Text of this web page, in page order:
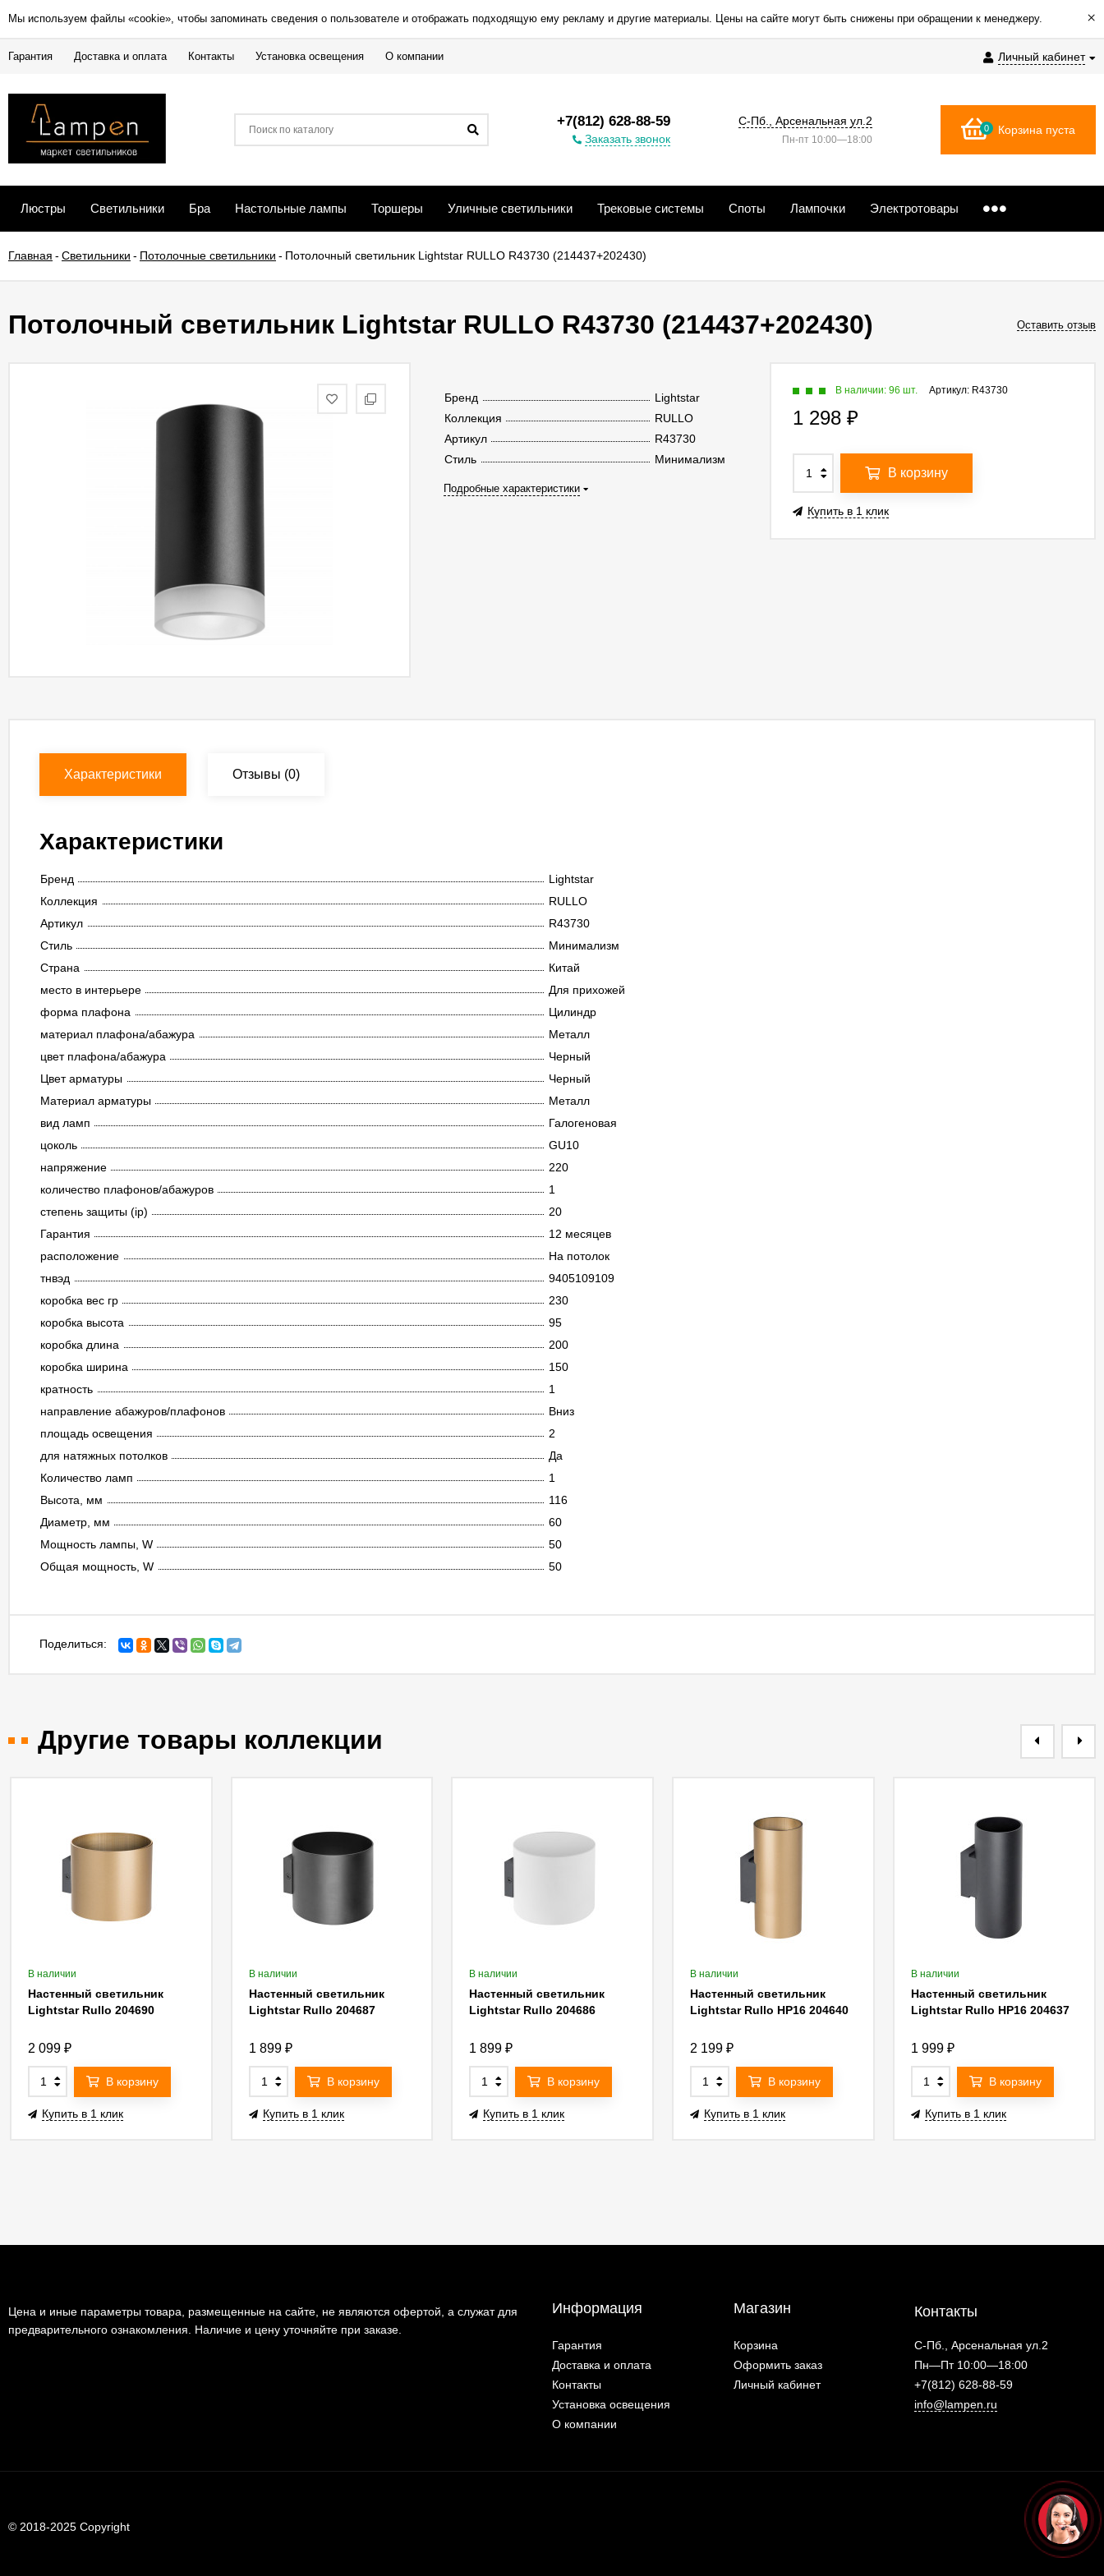
Мы используем файлы «cookie», чтобы запоминать сведения о пользователе и отображать подходящую ему рекламу и другие материалы. Цены на сайте могут быть снижены при обращении к менеджеру. ×
Личный кабинет
Гарантия Доставка и оплата Контакты Установка освещения О компании
+7(812) 628-88-59
Заказать звонок
С-Пб., Арсенальная ул.2
Пн-пт 10:00—18:00
0 Корзина пуста
Люстры Светильники Бра Настольные лампы Торшеры Уличные светильники Трековые системы Споты Лампочки Электротовары
Главная - Светильники - Потолочные светильники - Потолочный светильник Lightstar RULLO R43730 (214437+202430)
Потолочный светильник Lightstar RULLO R43730 (214437+202430) Оставить отзыв
Бренд
Lightstar
Коллекция
RULLO
Артикул
R43730
Стиль
Минимализм
Подробные характеристики
Артикул: R43730
В наличии: 96 шт.
1 298 ₽
В корзину
Купить в 1 клик
Характеристики Отзывы (0)
Характеристики
Бренд
Lightstar
Коллекция
RULLO
Артикул
R43730
Стиль
Минимализм
Страна
Китай
место в интерьере
Для прихожей
форма плафона
Цилиндр
материал плафона/абажура
Металл
цвет плафона/абажура
Черный
Цвет арматуры
Черный
Материал арматуры
Металл
вид ламп
Галогеновая
цоколь
GU10
напряжение
220
количество плафонов/абажуров
1
степень защиты (ip)
20
Гарантия
12 месяцев
расположение
На потолок
тнвэд
9405109109
коробка вес гр
230
коробка высота
95
коробка длина
200
коробка ширина
150
кратность
1
направление абажуров/плафонов
Вниз
площадь освещения
2
для натяжных потолков
Да
Количество ламп
1
Высота, мм
116
Диаметр, мм
60
Мощность лампы, W
50
Общая мощность, W
50
Поделиться:
Другие товары коллекции
В наличии
Настенный светильник
Lightstar Rullo 204690
2 099 ₽
В корзину
Купить в 1 клик
В наличии
Настенный светильник
Lightstar Rullo 204687
1 899 ₽
В корзину
Купить в 1 клик
В наличии
Настенный светильник
Lightstar Rullo 204686
1 899₽
В корзину
Купить в 1 клик
В наличии
Настенный светильник
Lightstar Rullo HP16 204640
2 199₽
В корзину
Купить в 1 клик
В наличии
Настенный светильник
Lightstar Rullo HP16 204637
1 999 ₽
В корзину
Купить в 1 клик
Цена и иные параметры товара, размещенные на сайте, не являются офертой, а служат для
предварительного ознакомления. Наличие и цену уточняйте при заказе.
Информация
Гарантия
Доставка и оплата
Контакты
Установка освещения
О компании
Магазин
Корзина
Оформить заказ
Личный кабинет
Контакты
С-Пб., Арсенальная ул.2
Пн—Пт 10:00—18:00
+7(812) 628-88-59
info@lampen.ru
© 2018-2025 Copyright